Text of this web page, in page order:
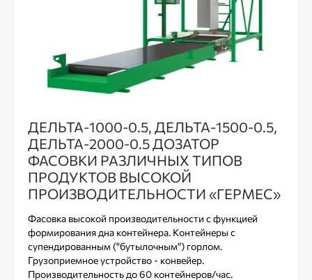
ДЕЛЬТА-1000-0.5, ДЕЛЬТА-1500-0.5,
ДЕЛЬТА-2000-0.5 ДОЗАТОР
ФАСОВКИ РАЗЛИЧНЫХ ТИПОВ
ПРОДУКТОВ ВЫСОКОЙ
ПРОИЗВОДИТЕЛЬНОСТИ «ГЕРМЕС»
Фасовка высокой производительности с функцией
формирования дна контейнера. Контейнеры с
супендированным ("бутылочным") горлом.
Грузоприемное устройство - конвейер.
Производительность до 60 контейнеров/час.